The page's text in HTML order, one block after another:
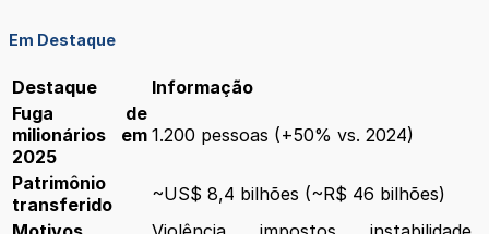
Em Destaque
Destaque
Informação
Fuga de
milionários em
2025
1.200 pessoas (+50% vs. 2024)
Patrimônio
transferido
~US$ 8,4 bilhões (~R$ 46 bilhões)